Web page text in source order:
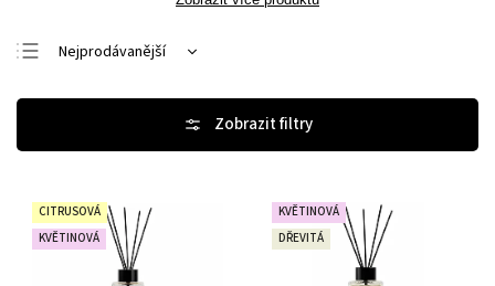
Nejprodávanější
Abecedně
CITRUSOVÁ
KVĚTINOVÁ
KVĚTINOVÁ
DŘEVITÁ